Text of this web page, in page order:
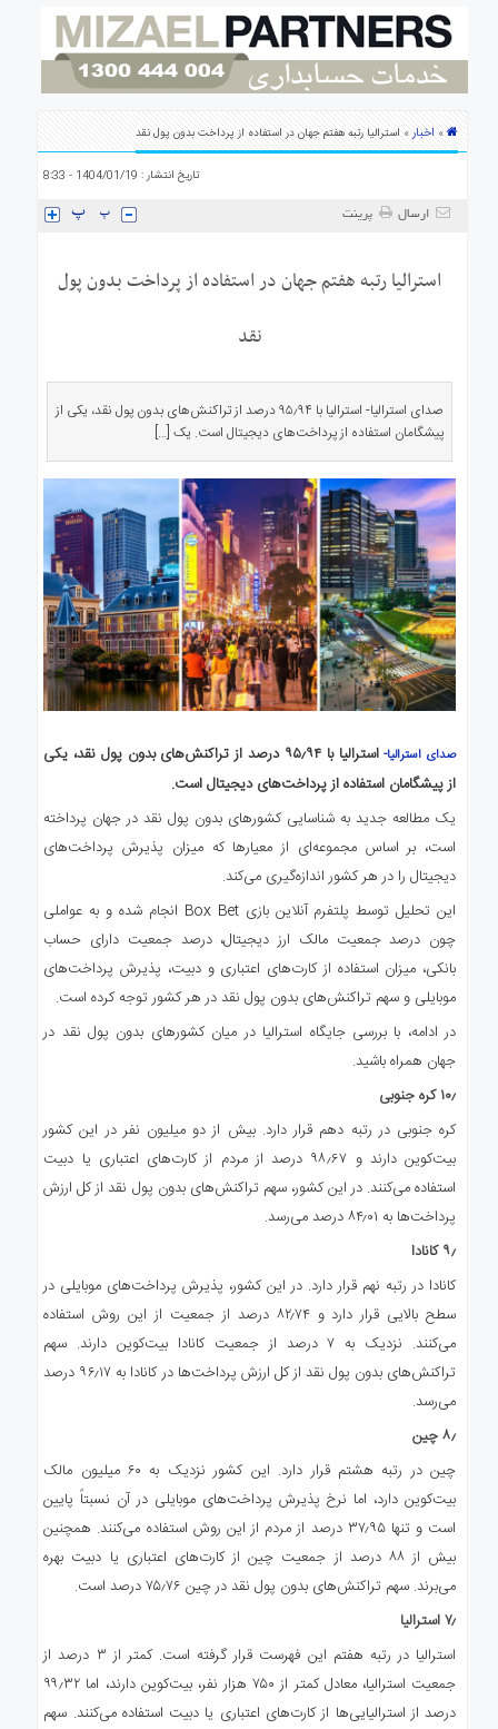
استرالیا
ارتباط» اخبار» استرالیا رتبه هفتم جهان در استفاده از پرداخت‌ بدون پول نقد
تاریخ انتشار : 1404/01/19 - 8:33
ارسال پرینت
استرالیا رتبه هفتم جهان در استفاده از پرداخت‌ بدون پول
نقد
صدای استرالیا- استرالیا با ۹۵٫۹۴ درصد از تراکنش‌های بدون پول نقد، یکی از
پیشگامان استفاده از پرداخت‌های دیجیتال است. یک […]
صدای استرالیا-
استرالیا با ۹۵٫۹۴ درصد از تراکنش‌های بدون پول نقد، یکی
از پیشگامان استفاده از پرداخت‌های دیجیتال است.
یک مطالعه جدید به شناسایی کشورهای بدون پول نقد در جهان پرداخته
است، بر اساس مجموعه‌ای از معیارها که میزان پذیرش پرداخت‌های
دیجیتال را در هر کشور اندازه‌گیری می‌کند.
این تحلیل توسط پلتفرم آنلاین بازی Box Bet انجام شده و به عواملی
چون درصد جمعیت مالک ارز دیجیتال، درصد جمعیت دارای حساب
بانکی، میزان استفاده از کارت‌های اعتباری و دبیت، پذیرش پرداخت‌های
موبایلی و سهم تراکنش‌های بدون پول نقد در هر کشور توجه کرده است.
در ادامه، با بررسی جایگاه استرالیا در میان کشورهای بدون پول نقد در
جهان همراه باشید.
۱۰٫ کره جنوبی
کره جنوبی در رتبه دهم قرار دارد. بیش از دو میلیون نفر در این کشور
بیت‌کوین دارند و ۹۸٫۶۷ درصد از مردم از کارت‌های اعتباری یا دبیت
استفاده می‌کنند. در این کشور، سهم تراکنش‌های بدون پول نقد از کل ارزش
پرداخت‌ها به ۸۴٫۰۱ درصد می‌رسد.
۹٫ کانادا
کانادا در رتبه نهم قرار دارد. در این کشور، پذیرش پرداخت‌های موبایلی در
سطح بالایی قرار دارد و ۸۲٫۷۴ درصد از جمعیت از این روش استفاده
می‌کنند. نزدیک به ۷ درصد از جمعیت کانادا بیت‌کوین دارند. سهم
تراکنش‌های بدون پول نقد از کل ارزش پرداخت‌ها در کانادا به ۹۶٫۱۷ درصد
می‌رسد.
۸٫ چین
چین در رتبه هشتم قرار دارد. این کشور نزدیک به ۶۰ میلیون مالک
بیت‌کوین دارد، اما نرخ پذیرش پرداخت‌های موبایلی در آن نسبتاً پایین
است و تنها ۳۷٫۹۵ درصد از مردم از این روش استفاده می‌کنند. همچنین
بیش از ۸۸ درصد از جمعیت چین از کارت‌های اعتباری یا دبیت بهره
می‌برند. سهم تراکنش‌های بدون پول نقد در چین ۷۵٫۷۶ درصد است.
۷٫ استرالیا
استرالیا در رتبه هفتم این فهرست قرار گرفته است. کمتر از ۳ درصد از
جمعیت استرالیا، معادل کمتر از ۷۵۰ هزار نفر، بیت‌کوین دارند، اما ۹۹٫۳۲
درصد از استرالیایی‌ها از کارت‌های اعتباری یا دبیت استفاده می‌کنند. سهم